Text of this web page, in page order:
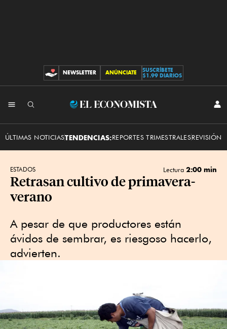
CONTRIBUCIONES
NEWSLETTER ANÚNCIATE
SUSCRÍBETE
$1.99 DIARIOS
El
ÚLTIMAS NOTICIASTENDENCIAS:REPORTES TRIMESTRALESREVISIÓN
ESTADOS Lectura 2:00 min
Retrasan cultivo de primavera-
verano
A pesar de que productores están
ávidos de sembrar, es riesgoso hacerlo,
advierten.